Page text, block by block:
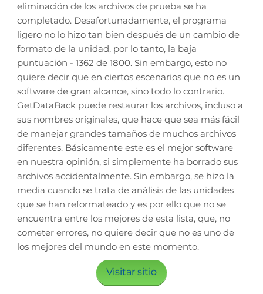
eliminación de los archivos de prueba se ha
completado. Desafortunadamente, el programa
ligero no lo hizo tan bien después de un cambio de
formato de la unidad, por lo tanto, la baja
puntuación - 1362 de 1800. Sin embargo, esto no
quiere decir que en ciertos escenarios que no es un
software de gran alcance, sino todo lo contrario.
GetDataBack puede restaurar los archivos, incluso a
sus nombres originales, que hace que sea más fácil
de manejar grandes tamaños de muchos archivos
diferentes. Básicamente este es el mejor software
en nuestra opinión, si simplemente ha borrado sus
archivos accidentalmente. Sin embargo, se hizo la
media cuando se trata de análisis de las unidades
que se han reformateado y es por ello que no se
encuentra entre los mejores de esta lista, que, no
cometer errores, no quiere decir que no es uno de
los mejores del mundo en este momento.
Visitar sitio